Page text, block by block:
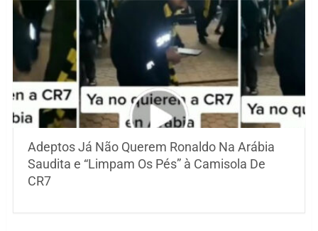
Adeptos Já Não Querem Ronaldo Na Arábia
Saudita e “Limpam Os Pés” à Camisola De
CR7